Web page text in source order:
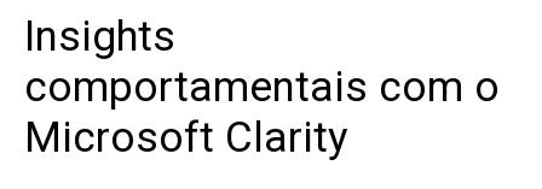
Insights
comportamentais com o
Microsoft Clarity